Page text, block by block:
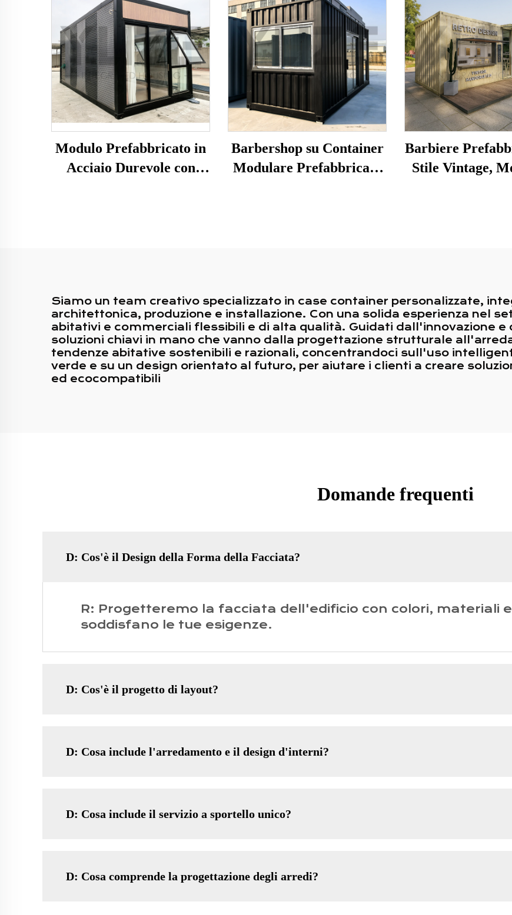
Modulo Prefabbricato in
Acciaio Durevole con
Barbershop su Container
Modulare Prefabbricato
Barbiere
Stile Vintage,
Siamo un team creativo specializzato in case container personalizzate,
architettonica, produzione e installazione. Con una solida esperienza nel
abitativi e commerciali flessibili e di alta qualità. Guidati dall'innovazione
soluzioni chiavi in mano che vanno dalla progettazione strutturale
tendenze abitative sostenibili e razionali, concentrandoci sull'uso
verde e su un design orientato al futuro, per aiutare i clienti a creare
ed ecocompatibili
Domande frequenti
D: Cos'è il Design della Forma della Facciata?
R: Progetteremo la facciata dell'edificio con colori, materiali
soddisfano le tue esigenze.
D: Cos'è il progetto di layout?
D: Cosa include l'arredamento e il design d'interni?
D: Cosa include il servizio a sportello unico?
D: Cosa comprende la progettazione degli arredi?